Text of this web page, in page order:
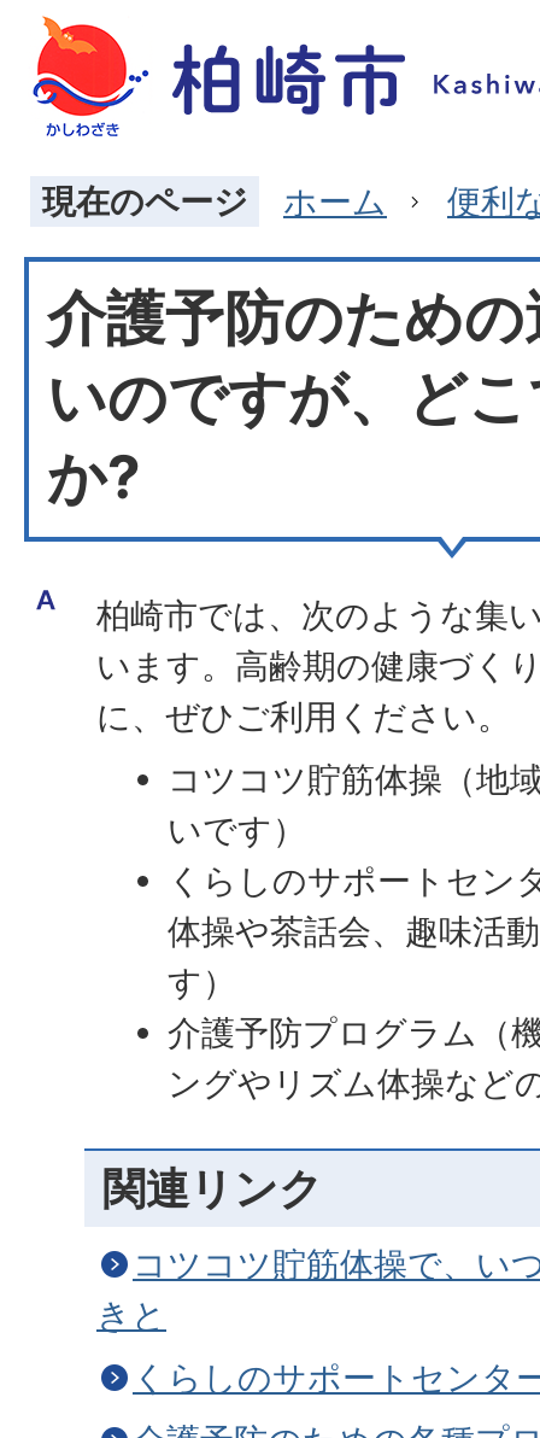
現在のページ ホーム 便利
介護予防のため
いのですが、ど
か?
柏崎市では、次のような集
います。高齢期の健康づく
に、ぜひご利用ください。
コツコツ貯筋体操（地
いです）
くらしのサポートセン
体操や茶話会、趣味活
す）
介護予防プログラム（
ングやリズム体操など
関連リンク
コツコツ貯筋体操で、い
きと
くらしのサポートセンタ